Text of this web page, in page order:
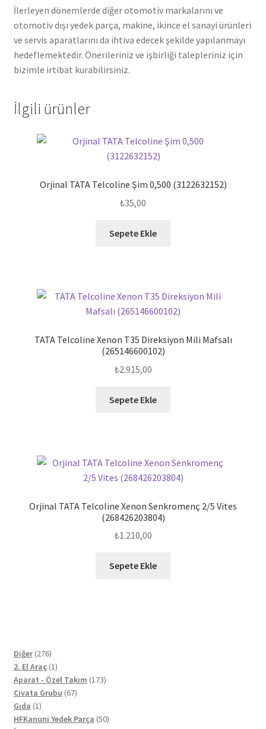
İlerleyen dönemlerde diğer otomotiv markalarını ve
otomotiv dışı yedek parça, makine, ikince el sanayi ürünleri
ve servis aparatlarını da ihtiva edecek şekilde yapılanmayı
hedeflemektedir. Önerileriniz ve işbirliği talepleriniz için
bizimle irtibat kurabilirsiniz.
İlgili ürünler
Orjinal TATA Telcoline Şim 0,500 (3122632152)
₺35,00
Sepete Ekle
TATA Telcoline Xenon T35 Direksiyon Mili Mafsalı
(265146600102)
₺2.915,00
Sepete Ekle
Orjinal TATA Telcoline Xenon Senkromenç 2/5 Vites
(268426203804)
₺1.210,00
Sepete Ekle
Diğer 276276
ürün
2. El Araç 11
ürün
Aparat - Özel Takım 173173
Civata Grubu 6767
Gıda 11
ürün
HFKanuni Yedek Parça 5050